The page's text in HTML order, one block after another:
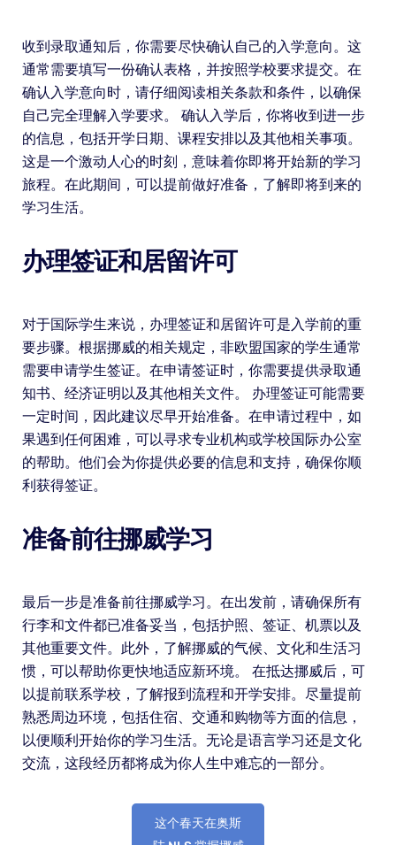
收到录取通知后，你需要尽快确认自己的入学意向。这
通常需要填写一份确认表格，并按照学校要求提交。在
确认入学意向时，请仔细阅读相关条款和条件，以确保
自己完全理解入学要求。 确认入学后，你将收到进一步
的信息，包括开学日期、课程安排以及其他相关事项。
这是一个激动人心的时刻，意味着你即将开始新的学习
旅程。在此期间，可以提前做好准备，了解即将到来的
学习生活。
办理签证和居留许可
对于国际学生来说，办理签证和居留许可是入学前的重
要步骤。根据挪威的相关规定，非欧盟国家的学生通常
需要申请学生签证。在申请签证时，你需要提供录取通
知书、经济证明以及其他相关文件。 办理签证可能需要
一定时间，因此建议尽早开始准备。在申请过程中，如
果遇到任何困难，可以寻求专业机构或学校国际办公室
的帮助。他们会为你提供必要的信息和支持，确保你顺
利获得签证。
准备前往挪威学习
最后一步是准备前往挪威学习。在出发前，请确保所有
行李和文件都已准备妥当，包括护照、签证、机票以及
其他重要文件。此外，了解挪威的气候、文化和生活习
惯，可以帮助你更快地适应新环境。 在抵达挪威后，可
以提前联系学校，了解报到流程和开学安排。尽量提前
熟悉周边环境，包括住宿、交通和购物等方面的信息，
以便顺利开始你的学习生活。无论是语言学习还是文化
交流，这段经历都将成为你人生中难忘的一部分。
这个春天在奥斯